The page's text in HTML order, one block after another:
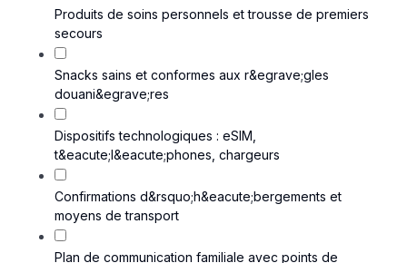
Produits de soins personnels et trousse de premiers
secours
Snacks sains et conformes aux r&egrave;gles
douani&egrave;res
Dispositifs technologiques : eSIM,
t&eacute;l&eacute;phones, chargeurs
Confirmations d&rsquo;h&eacute;bergements et
moyens de transport
Plan de communication familiale avec points de